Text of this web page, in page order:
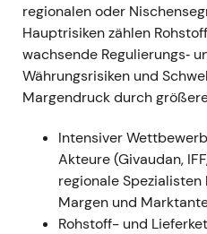
(Saucen, Dressings,
Taste-&-Nutrition-
Narrativ:Die
umsatzsteigernder
Taste-Portfolio
Technik:
die Akquisition
übergeordnete
regionalen oder
Hauptrisiken zählen
wachsende Regulierungs‑
Währungsrisiken und
Margendruck durch
Intensiver
Akteure (Givaudan,
regionale
Margen und
Rohstoff- und